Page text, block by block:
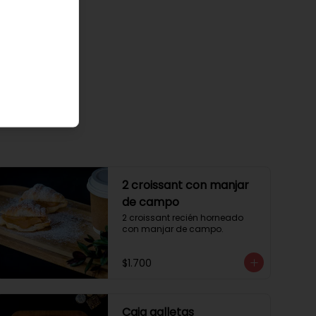
2 croissant con manjar
de campo
2 croissant recién horneado
con manjar de campo.
$1.700
Caja galletas